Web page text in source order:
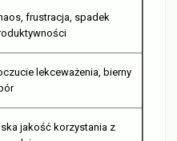
frustracja, spadek
lekceważenia, bierny
jakość korzystania z